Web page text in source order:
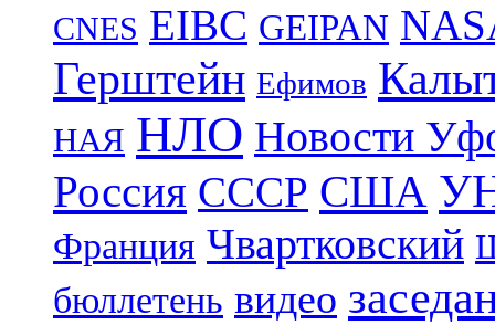
CNES EIBC GEIPAN
Герштейн Ефимов
НАЯ НЛО Новости
Россия СССР США
Франция Чвартковский
бюллетень видео